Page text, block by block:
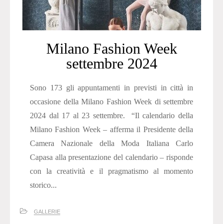
Milano Fashion Week
settembre 2024
Sono 173 gli appuntamenti in previsti in città in
occasione della Milano Fashion Week di settembre
2024 dal 17 al 23 settembre. “Il calendario della
Milano Fashion Week – afferma il Presidente della
Camera Nazionale della Moda Italiana Carlo
Capasa alla presentazione del calendario – risponde
con la creatività e il pragmatismo al momento
storico...
GALLERIE